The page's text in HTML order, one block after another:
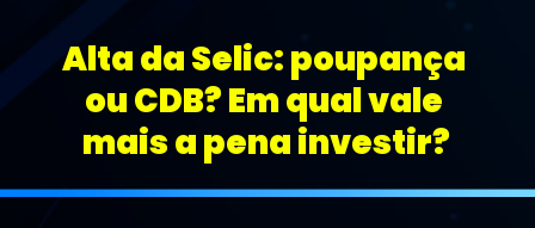
Alta da Selic: poupança
ou CDB? Em qual vale
mais a pena investir?